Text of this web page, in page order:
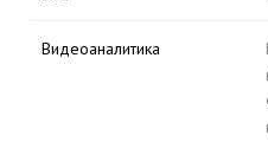
Видеоаналитика